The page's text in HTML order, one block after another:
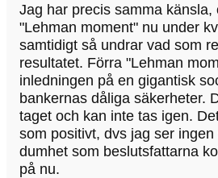
Jag har precis samma känsla,
"Lehman moment" nu under
samtidigt så undrar vad som
resultatet. Förra "Lehman
inledningen på en gigantisk
bankernas dåliga säkerheter.
taget och kan inte tas igen.
som positivt, dvs jag ser
dumhet som beslutsfattarna
på nu.